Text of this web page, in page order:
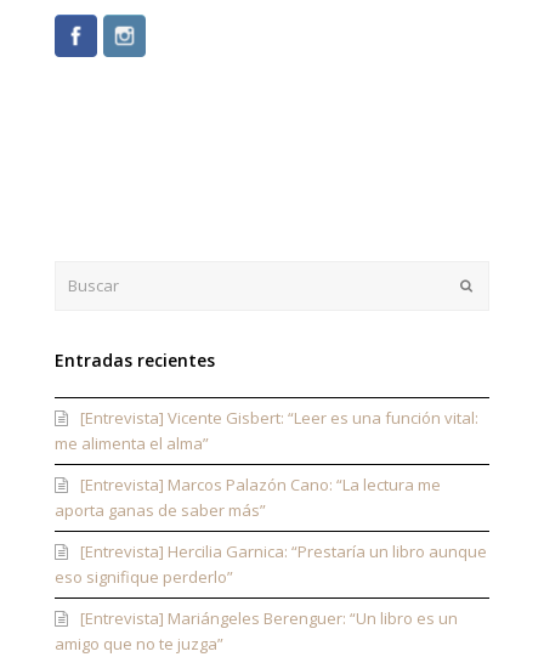
Entradas recientes
[Entrevista] Vicente Gisbert: “Leer es una función vital:
me alimenta el alma”
[Entrevista] Marcos Palazón Cano: “La lectura me
aporta ganas de saber más”
[Entrevista] Hercilia Garnica: “Prestaría un libro aunque
eso signifique perderlo”
[Entrevista] Mariángeles Berenguer: “Un libro es un
amigo que no te juzga”